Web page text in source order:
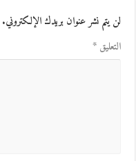
لن يتم نشر عنوان بريدك الإلكتروني.
التعليق*